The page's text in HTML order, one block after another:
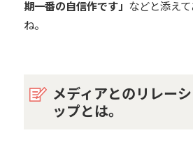
期一番の自信作です」 などと添え
ね。
メディアとのリレー
ップとは。